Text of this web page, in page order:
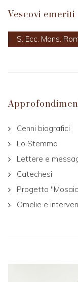
Vescovi emeriti
S. Ecc. Mons.
Cenni biografici
Lo Stemma
Lettere e
Catechesi
Progetto
Omelie e